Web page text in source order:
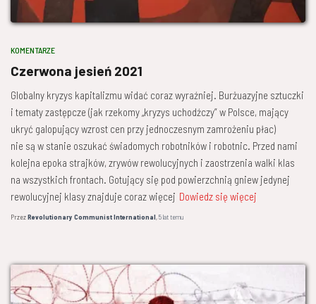
KOMENTARZE
Czerwona jesień 2021
Globalny kryzys kapitalizmu widać coraz wyraźniej. Burżuazyjne sztuczki
i tematy zastępcze (jak rzekomy „kryzys uchodźczy” w Polsce, mający
ukryć galopujący wzrost cen przy jednoczesnym zamrożeniu płac)
nie są w stanie oszukać świadomych robotników i robotnic. Przed nami
kolejna epoka strajków, zrywów rewolucyjnych i zaostrzenia walki klas
na wszystkich frontach. Gotujący się pod powierzchnią gniew jedynej
rewolucyjnej klasy znajduje coraz więcej Dowiedz się więcej
PrzezRevolutionary Communist International,5 lattemu